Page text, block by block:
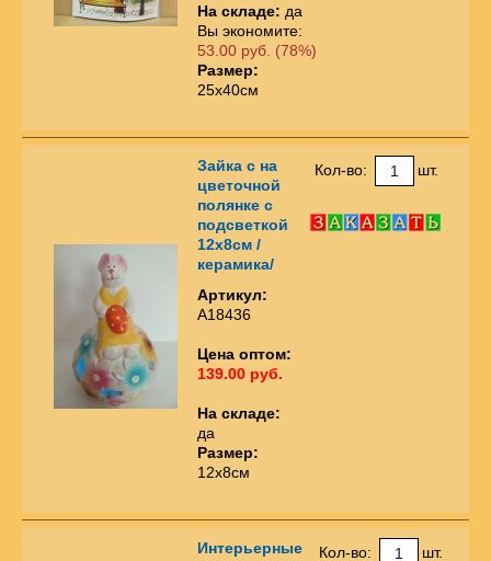
На складе: да
Вы экономите:
53.00 руб. (78%)
Размер:
25х40см
Зайка с на
цветочной
полянке с
подсветкой
12х8см /
керамика/
Артикул:
А18436
Цена оптом:
139.00 руб.
На складе:
да
Размер:
12х8см
Кол-во: шт.
Интерьерные
Кол-во: шт.